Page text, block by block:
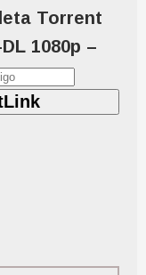
Torrent
1080p –